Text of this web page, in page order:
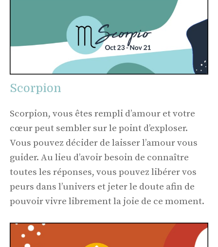
Scorpion
Scorpion, vous êtes rempli d’amour et votre
cœur peut sembler sur le point d’exploser.
Vous pouvez décider de laisser l’amour vous
guider. Au lieu d’avoir besoin de connaître
toutes les réponses, vous pouvez libérer vos
peurs dans l’univers et jeter le doute afin de
pouvoir vivre librement la joie de ce moment.